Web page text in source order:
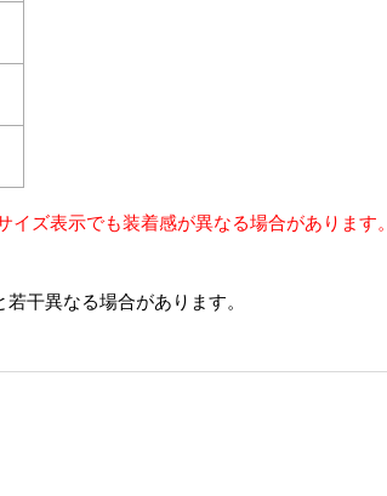
ズ表示でも装着感が異なる場合があります。
干異なる場合があります。